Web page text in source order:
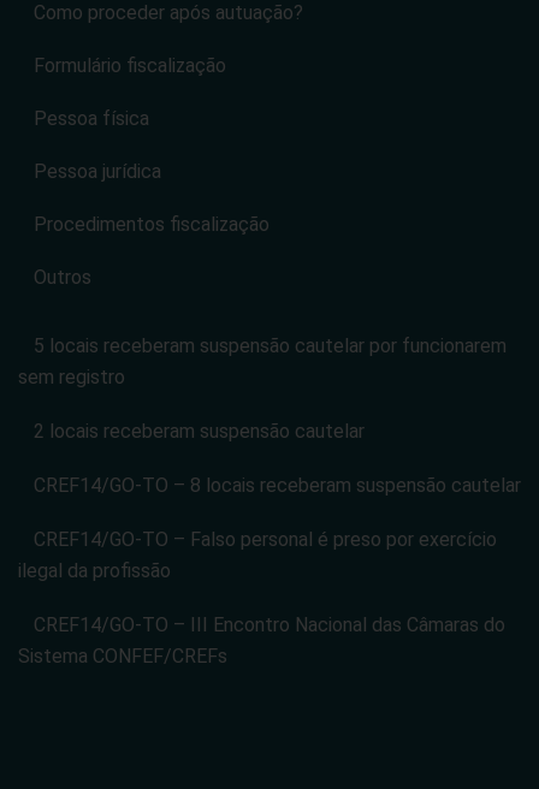
Como proceder após autuação?
Formulário fiscalização
Pessoa física
Pessoa jurídica
Procedimentos fiscalização
Outros
5 locais receberam suspensão cautelar por funcionarem
sem registro
2 locais receberam suspensão cautelar
CREF14/GO-TO – 8 locais receberam suspensão cautelar
CREF14/GO-TO – Falso personal é preso por exercício
ilegal da profissão
CREF14/GO-TO – III Encontro Nacional das Câmaras do
Sistema CONFEF/CREFs